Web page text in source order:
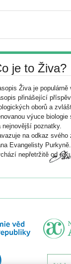
je to Živa?
Živa je populárně
přinášející
oborů a
výuce biologie
nejnovější poznatky.
na odkaz svého
Evangelisty
nepřetržitě od